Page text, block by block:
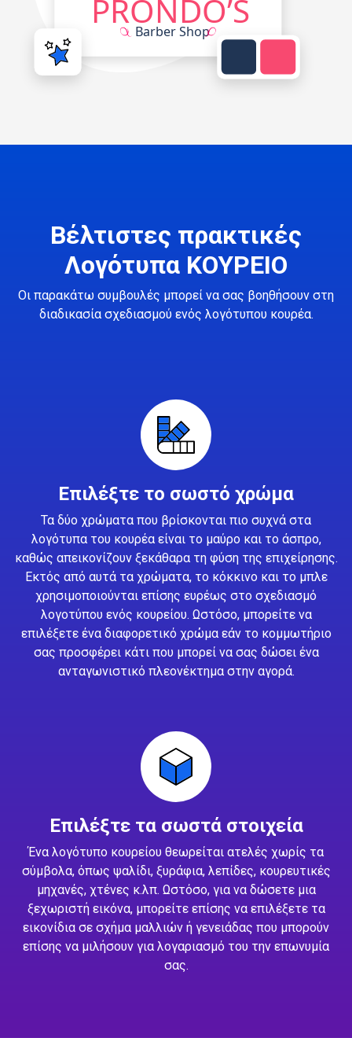
Βέλτιστες πρακτικές
Λογότυπα ΚΟΥΡΕΙΟ
Οι παρακάτω συμβουλές μπορεί να σας βοηθήσουν στη
διαδικασία σχεδιασμού ενός λογότυπου κουρέα.
Επιλέξτε το σωστό χρώμα
Τα δύο χρώματα που βρίσκονται πιο συχνά στα
λογότυπα του κουρέα είναι το μαύρο και το άσπρο,
καθώς απεικονίζουν ξεκάθαρα τη φύση της επιχείρησης.
Εκτός από αυτά τα χρώματα, το κόκκινο και το μπλε
χρησιμοποιούνται επίσης ευρέως στο σχεδιασμό
λογοτύπου ενός κουρείου. Ωστόσο, μπορείτε να
επιλέξετε ένα διαφορετικό χρώμα εάν το κομμωτήριο
σας προσφέρει κάτι που μπορεί να σας δώσει ένα
ανταγωνιστικό πλεονέκτημα στην αγορά.
Επιλέξτε τα σωστά στοιχεία
Ένα λογότυπο κουρείου θεωρείται ατελές χωρίς τα
σύμβολα, όπως ψαλίδι, ξυράφια, λεπίδες, κουρευτικές
μηχανές, χτένες κ.λπ. Ωστόσο, για να δώσετε μια
ξεχωριστή εικόνα, μπορείτε επίσης να επιλέξετε τα
εικονίδια σε σχήμα μαλλιών ή γενειάδας που μπορούν
επίσης να μιλήσουν για λογαριασμό του την επωνυμία
σας.